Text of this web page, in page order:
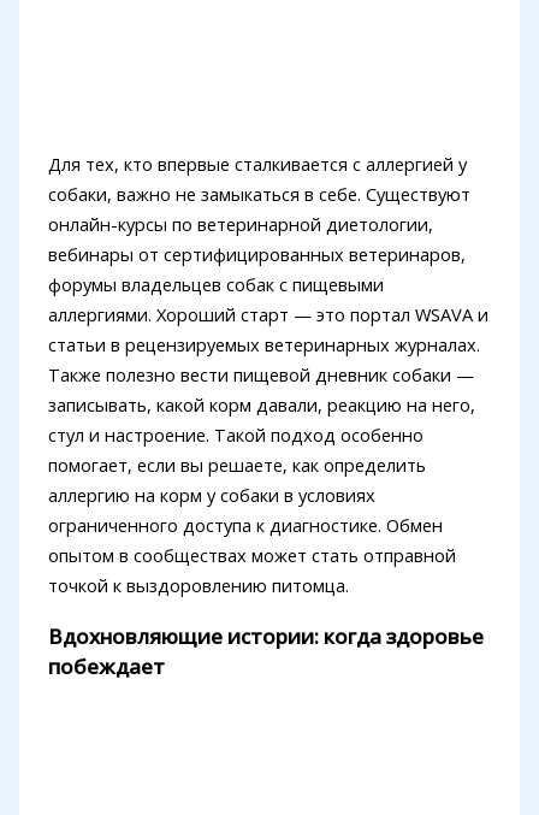
Для тех, кто впервые сталкивается с аллергией у
собаки, важно не замыкаться в себе. Существуют
онлайн-курсы по ветеринарной диетологии,
вебинары от сертифицированных ветеринаров,
форумы владельцев собак с пищевыми
аллергиями. Хороший старт — это портал WSAVA и
статьи в рецензируемых ветеринарных журналах.
Также полезно вести пищевой дневник собаки —
записывать, какой корм давали, реакцию на него,
стул и настроение. Такой подход особенно
помогает, если вы решаете, как определить
аллергию на корм у собаки в условиях
ограниченного доступа к диагностике. Обмен
опытом в сообществах может стать отправной
точкой к выздоровлению питомца.
Вдохновляющие истории: когда здоровье
побеждает